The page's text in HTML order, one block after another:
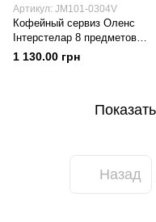
Артикул: JM101-0304V
Кофейный сервиз Оленс
Інтерстелар 8 предметов
150мл
1 130.00 грн
Назад